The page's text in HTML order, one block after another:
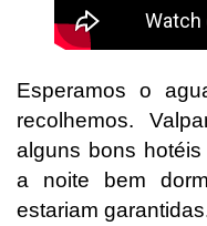
Esperamos o
recolhemos.
alguns bons
a noite bem
estariam